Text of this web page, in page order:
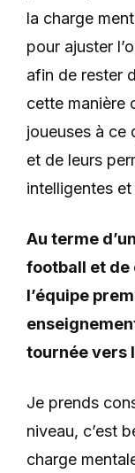
la charge
pour ajuster
afin de rester
cette manière
joueuses à ce
et de leurs
intelligentes
Au terme
football et de
l’équipe
tournée vers
Je prends
niveau, c’est
charge